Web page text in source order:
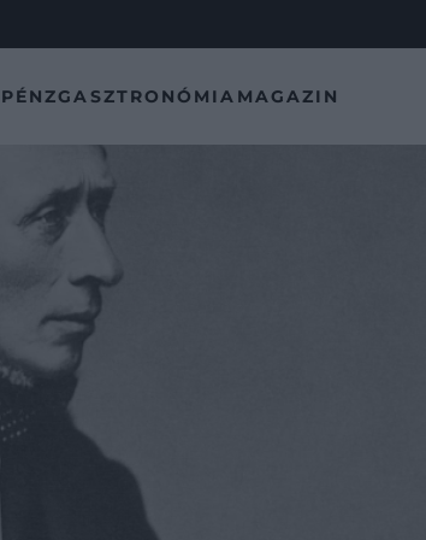
PÉNZGASZTRONÓMIA MAGAZIN